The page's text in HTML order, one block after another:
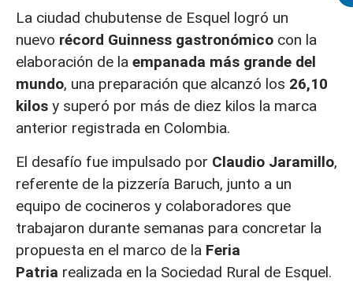
La ciudad chubutense de Esquel logró un
nuevo récord Guinness gastronómico con la
elaboración de la empanada más grande del
mundo, una preparación que alcanzó los 26,10
kilos y superó por más de diez kilos la marca
anterior registrada en Colombia.
El desafío fue impulsado por Claudio Jaramillo,
referente de la pizzería Baruch, junto a un
equipo de cocineros y colaboradores que
trabajaron durante semanas para concretar la
propuesta en el marco de la Feria
Patria realizada en la Sociedad Rural de Esquel.